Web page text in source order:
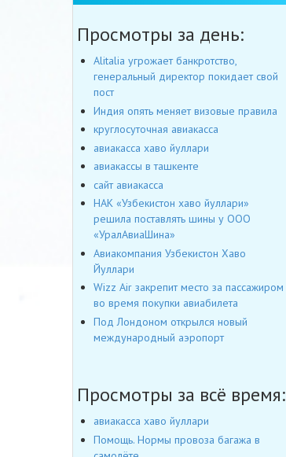
Просмотры за день:
Alitalia угрожает банкротство,
генеральный директор покидает свой
пост
Индия опять меняет визовые правила
круглосуточная авиакасса
авиакасса хаво йуллари
авиакассы в ташкенте
сайт авиакасса
НАК «Узбекистон хаво йуллари»
решила поставлять шины у ООО
«УралАвиаШина»
Авиакомпания Узбекистон Хаво
Йуллари
Wizz Air закрепит место за пассажиром
во время покупки авиабилета
Под Лондоном открылся новый
международный аэропорт
Просмотры за всё время:
авиакасса хаво йуллари
Помощь. Нормы провоза багажа в